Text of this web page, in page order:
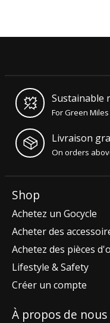
Sustainable
For Green
Livraison
On orders
Shop
Achetez un Gocycle
Acheter des
Achetez des pièces
Lifestyle & Safety
Créer un compte
À propos de nous